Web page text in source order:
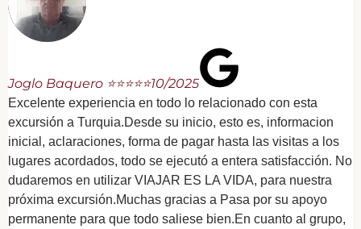
Joglo Baquero ⭐⭐⭐⭐⭐10/2025
Excelente experiencia en todo lo relacionado con esta
excursión a Turquia.Desde su inicio, esto es, informacion
inicial, aclaraciones, forma de pagar hasta las visitas a los
lugares acordados, todo se ejecutó a entera satisfacción. No
dudaremos en utilizar VIAJAR ES LA VIDA, para nuestra
próxima excursión.Muchas gracias a Pasa por su apoyo
permanente para que todo saliese bien.En cuanto al grupo,